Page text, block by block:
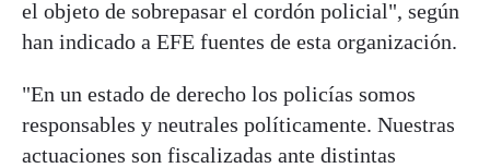
el objeto de sobrepasar el cordón policial", según
han indicado a EFE fuentes de esta organización.
"En un estado de derecho los policías somos
responsables y neutrales políticamente. Nuestras
actuaciones son fiscalizadas ante distintas